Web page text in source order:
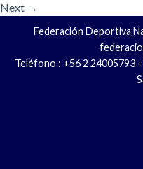
Next →
Federación Deportiva
Teléfono : +56 2 24005793